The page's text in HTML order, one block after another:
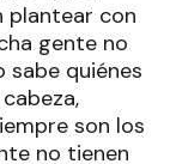
plantear con
gente no
sabe quiénes
son los
no tienen